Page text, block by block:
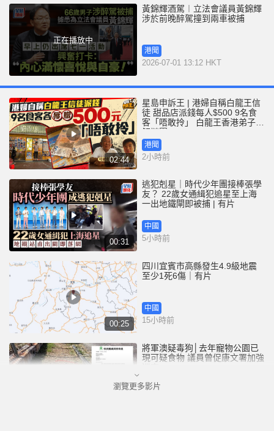
e
正在播放中
黃錦輝酒駕︱立法會議員黃錦輝
涉於前晚醉駕撞到兩車被捕
港聞
2026-07-01 13:12 HKT
02:44
星島申訴王 | 港婦自稱白龍王信
徒 甜品店派錢每人$500 9名食
客「唔敢拎」 白龍王香港弟子親
解謎團
港聞
2小時前
00:31
逃犯剋星｜時代少年團接棒張學
友？ 22歲女通緝犯追星至上海
一出地鐵閘即被捕 | 有片
中國
5小時前
00:25
四川宜賓市高縣發生4.9級地震
至少1死6傷｜有片
中國
15小時前
將軍澳疑毒狗│去年寵物公園已
現可疑食物 議員曾促康文署加強
港聞
瀏覽更多影片